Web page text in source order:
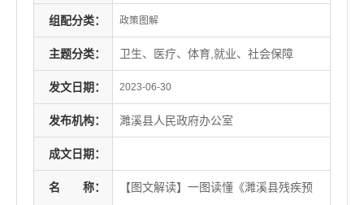
组配分类： 政策图解
主题分类： 卫生、医疗、体育,就业、社会保障
发文日期： 2023-06-30
发布机构： 濉溪县人民政府办公室
成文日期：
名 称：
【图文解读】一图读懂《濉溪县残疾预